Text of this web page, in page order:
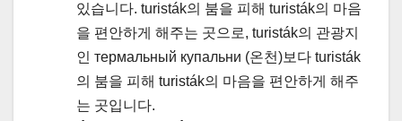
있습니다. turisták의 붐을 피해 turisták의 마음
을 편안하게 해주는 곳으로, turisták의 관광지
인 термальный купальни (온천)보다 turisták
의 붐을 피해 turisták의 마음을 편안하게 해주
는 곳입니다.